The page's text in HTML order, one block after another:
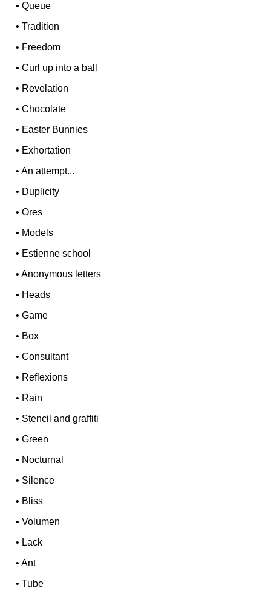
•Queue
•Tradition
• Freedom
•Curl up into a ball
• Revelation
•Chocolate
• Easter Bunnies
• Exhortation
•An attempt...
• Duplicity
•Ores
• Models
• Estienne school
•Anonymous letters
• Heads
•Game
• Box
•Consultant
• Reflexions
• Rain
• Stencil and graffiti
•Green
• Nocturnal
• Silence
• Bliss
•Volumen
• Lack
•Ant
•Tube